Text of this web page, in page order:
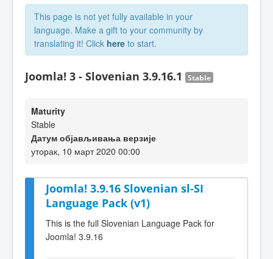
This page is not yet fully available in your
language. Make a gift to your community by
translating it! Click here to start.
Joomla! 3 - Slovenian 3.9.16.1 Stable
Maturity
Stable
Датум објављивања верзије
уторак, 10 март 2020 00:00
Joomla! 3.9.16 Slovenian sl-SI
Language Pack (v1)
This is the full Slovenian Language Pack for
Joomla! 3.9.16